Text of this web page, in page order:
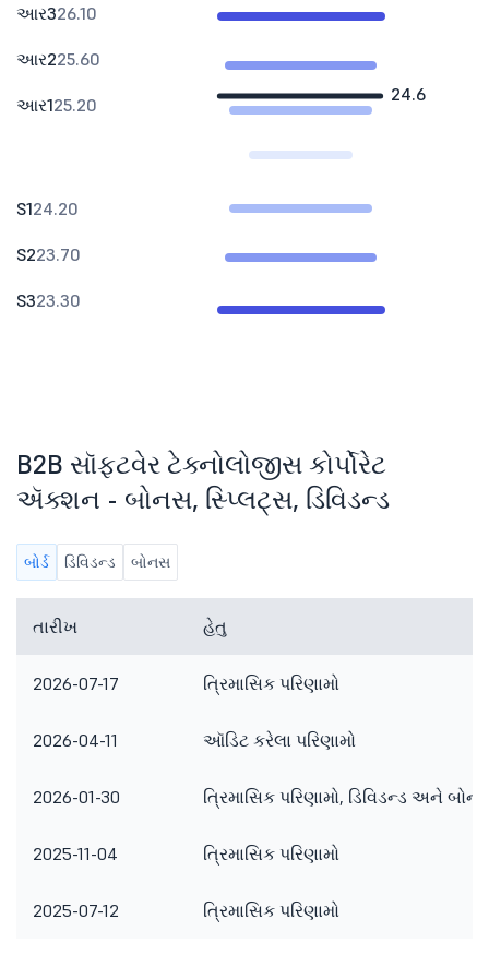
24.6
આર326.10
આર225.60
આર125.20
S124.20
S223.70
S323.30
B2B સૉફ્ટવેર ટેક્નોલોજીસ કોર્પોરેટ
ઍક્શન - બોનસ, સ્પ્લિટ્સ, ડિવિડન્ડ
બોર્ડ ડિવિડન્ડ બોનસ
તારીખ હેતુ
2026-07-17 ત્રિમાસિક પરિણામો
2026-04-11 ઑડિટ કરેલા પરિણામો
2026-01-30 ત્રિમાસિક પરિણામો, ડિવિડન્ડ અને
2025-11-04 ત્રિમાસિક પરિણામો
2025-07-12 ત્રિમાસિક પરિણામો